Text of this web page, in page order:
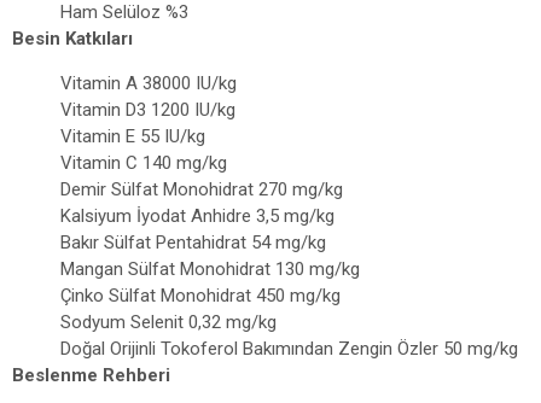
Ham Selüloz %3
Besin Katkıları
Vitamin A 38000 IU/kg
Vitamin D3 1200 IU/kg
Vitamin E 55 IU/kg
Vitamin C 140 mg/kg
Demir Sülfat Monohidrat 270 mg/kg
Kalsiyum İyodat Anhidre 3,5 mg/kg
Bakır Sülfat Pentahidrat 54 mg/kg
Mangan Sülfat Monohidrat 130 mg/kg
Çinko Sülfat Monohidrat 450 mg/kg
Sodyum Selenit 0,32 mg/kg
Doğal Orijinli Tokoferol Bakımından Zengin Özler 50 mg/kg
Beslenme Rehberi